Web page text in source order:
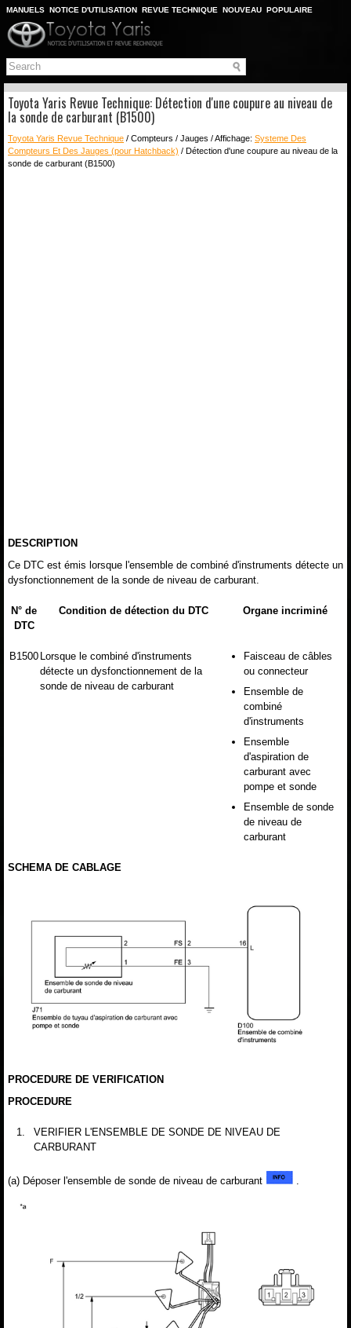
MANUELS NOTICE D'UTILISATION REVUE TECHNIQUE NOUVEAU POPULAIRE
PLAN DU SITE
CHERCHER
Toyota Yaris Revue Technique: Détection d'une coupure au niveau de
la sonde de carburant (B1500)
Toyota Yaris Revue Technique / Compteurs / Jauges / Affichage: Systeme Des
Compteurs Et Des Jauges (pour Hatchback) / Détection d'une coupure au niveau de la
sonde de carburant (B1500)
DESCRIPTION
Ce DTC est émis lorsque l'ensemble de combiné d'instruments détecte un
dysfonctionnement de la sonde de niveau de carburant.
N° de
DTC
Condition de détection du DTC Organe incriminé
B1500 Lorsque le combiné d'instruments
détecte un dysfonctionnement de la
sonde de niveau de carburant
Faisceau de câbles
ou connecteur
Ensemble de
combiné
d'instruments
Ensemble
d'aspiration de
carburant avec
pompe et sonde
Ensemble de sonde
de niveau de
carburant
SCHEMA DE CABLAGE
PROCEDURE DE VERIFICATION
PROCEDURE
1.
VERIFIER L'ENSEMBLE DE SONDE DE NIVEAU DE
CARBURANT
(a) Déposer l'ensemble de sonde de niveau de carburant